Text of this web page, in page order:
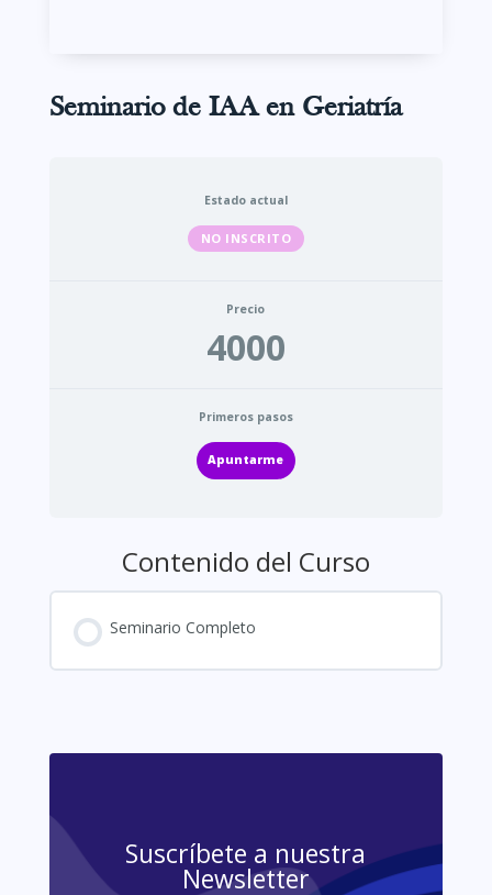
Seminario de IAA en Geriatría
Estado actual
NO INSCRITO
Precio
4000
Primeros pasos
Apuntarme
Contenido del Curso
Seminario Completo
Suscríbete a nuestra
Newsletter